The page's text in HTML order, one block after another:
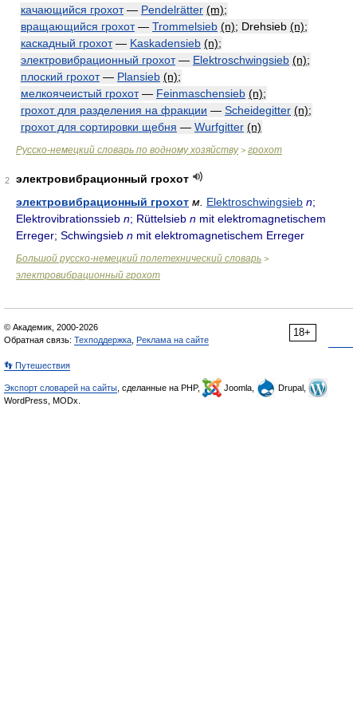
качающийся грохот— Pendelrätter (m);
вращающийся грохот— Trommelsieb (n); Drehsieb (n);
каскадный грохот— Kaskadensieb (n);
электровибрационный грохот— Elektroschwingsieb (n);
плоский грохот— Plansieb (n);
мелкоячеистый грохот— Feinmaschensieb (n);
грохот для разделения на фракции — Scheidegitter (n);
грохот для сортировки щебня — Wurfgitter (n)
Русско-немецкий словарь по водному хозяйству> грохот
2
электровибрационный грохот
электровибрационный грохот м. Elektroschwingsieb n;
Elektrovibrationssieb n; Rüttelsieb n mit elektromagnetischem
Erreger; Schwingsieb n mit elektromagnetischem Erreger
Большой русско-немецкий полетехнический словарь >
электровибрационный грохот
18+
© Академик, 2000-2026
Обратная связь: Техподдержка Реклама на сайте
👣 Путешествия
Экспорт словарей на сайты , сделанные на PHP, Joomla,
Drupal,
WordPress, MODx.